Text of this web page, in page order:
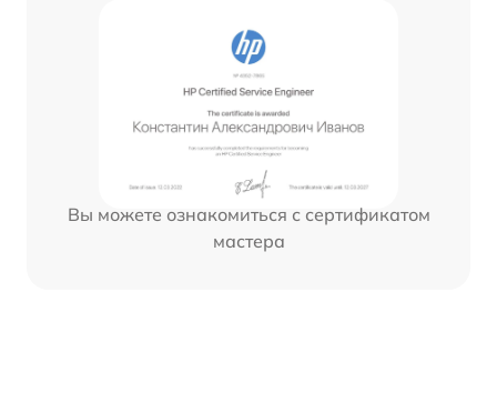
Вы можете ознакомиться с сертификатом
мастера